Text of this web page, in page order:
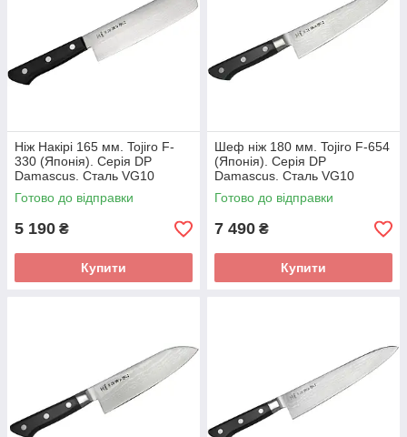
Ніж Накірі 165 мм. Tojiro F-
330 (Японія). Серія DP
Damascus. Сталь VG10
дамаск 37 шарів. Руків'я —
Дерево-полімерний композит.
Готово до відправки
5 190 ₴
Купити
Шеф ніж 180 мм. Tojiro F-654
(Японія). Серія DP
Damascus. Сталь VG10
дамаск 37 шарів. Руків'я —
Pakkawood
Готово до відправки
7 490 ₴
Купити